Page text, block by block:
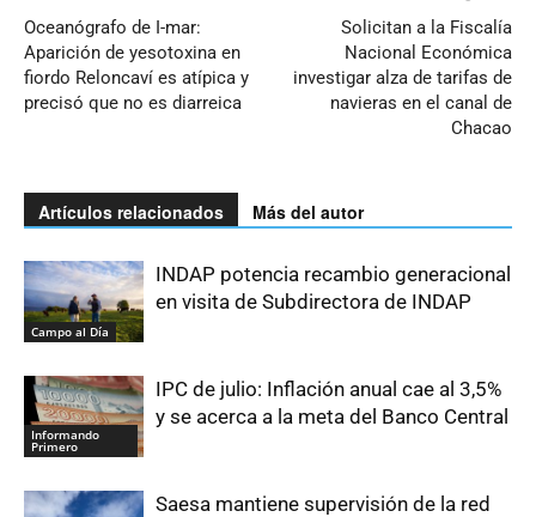
Oceanógrafo de I-mar:
Aparición de yesotoxina en
fiordo Reloncaví es atípica y
precisó que no es diarreica
Solicitan a la Fiscalía
Nacional Económica
investigar alza de tarifas de
navieras en el canal de
Chacao
Artículos relacionados Más del autor
Campo al Día
INDAP potencia recambio generacional
en visita de Subdirectora de INDAP
Informando
Primero
IPC de julio: Inflación anual cae al 3,5%
y se acerca a la meta del Banco Central
Saesa mantiene supervisión de la red